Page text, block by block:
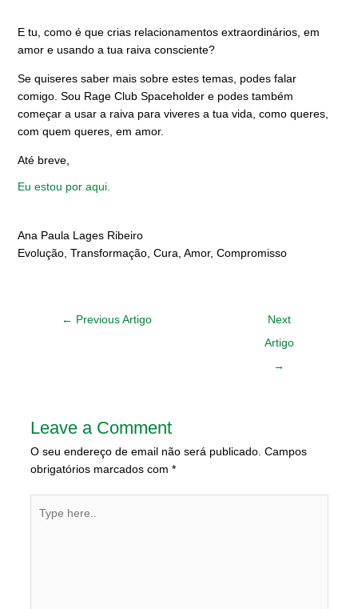
E tu, como é que crias relacionamentos extraordinários, em
amor e usando a tua raiva consciente?
Se quiseres saber mais sobre estes temas, podes falar
comigo. Sou Rage Club Spaceholder e podes também
começar a usar a raiva para viveres a tua vida, como queres,
com quem queres, em amor.
Até breve,
Eu estou por aqui.
Ana Paula Lages Ribeiro
Evolução, Transformação, Cura, Amor, Compromisso
← Previous Artigo
Next
Artigo
→
Leave a Comment
O seu endereço de email não será publicado. Campos
obrigatórios marcados com *
here..